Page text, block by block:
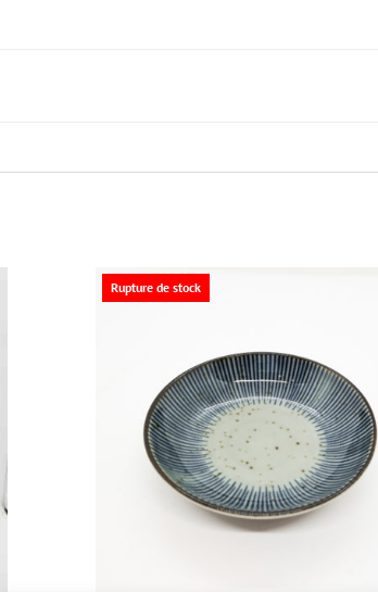
Rupture de stock